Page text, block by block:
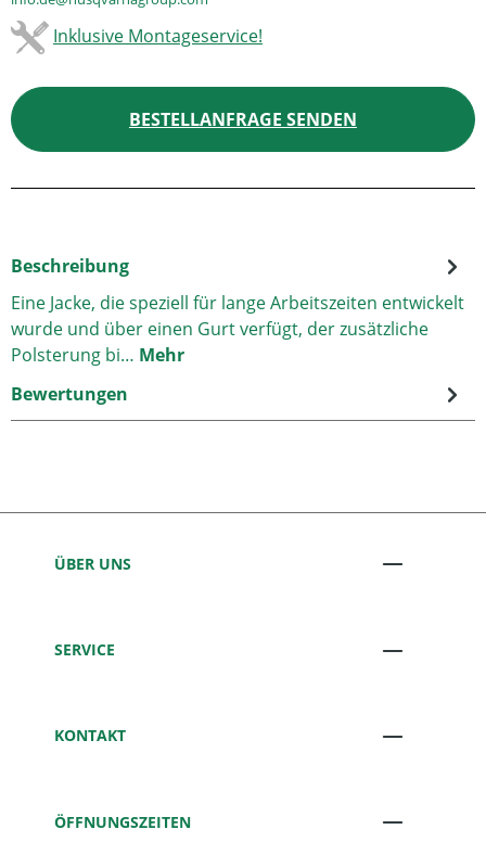
Inklusive Montageservice!
BESTELLANFRAGE SENDEN
Beschreibung
Eine Jacke, die speziell für lange Arbeitszeiten entwickelt
wurde und über einen Gurt verfügt, der zusätzliche
Polsterung bi… Mehr
Bewertungen
ÜBER UNS
SERVICE
KONTAKT
ÖFFNUNGSZEITEN